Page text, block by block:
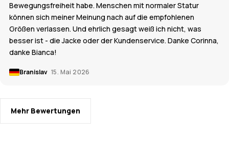
Bewegungsfreiheit habe. Menschen mit normaler Statur
können sich meiner Meinung nach auf die empfohlenen
Größen verlassen. Und ehrlich gesagt weiß ich nicht, was
besser ist - die Jacke oder der Kundenservice. Danke Corinna,
danke Bianca!
Branislav 15. Mai 2026
Mehr Bewertungen